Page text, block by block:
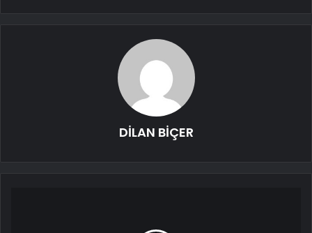
DİLAN BİÇER